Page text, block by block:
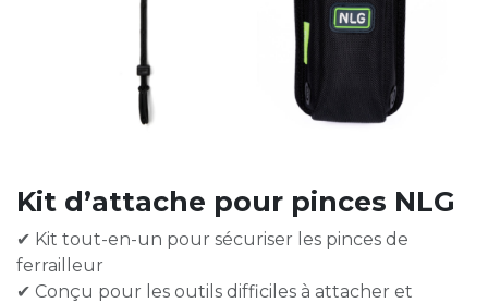
Kit d’attache pour pinces NLG
✔ Kit tout-en-un pour sécuriser les pinces de
ferrailleur
✔ Conçu pour les outils difficiles à attacher et